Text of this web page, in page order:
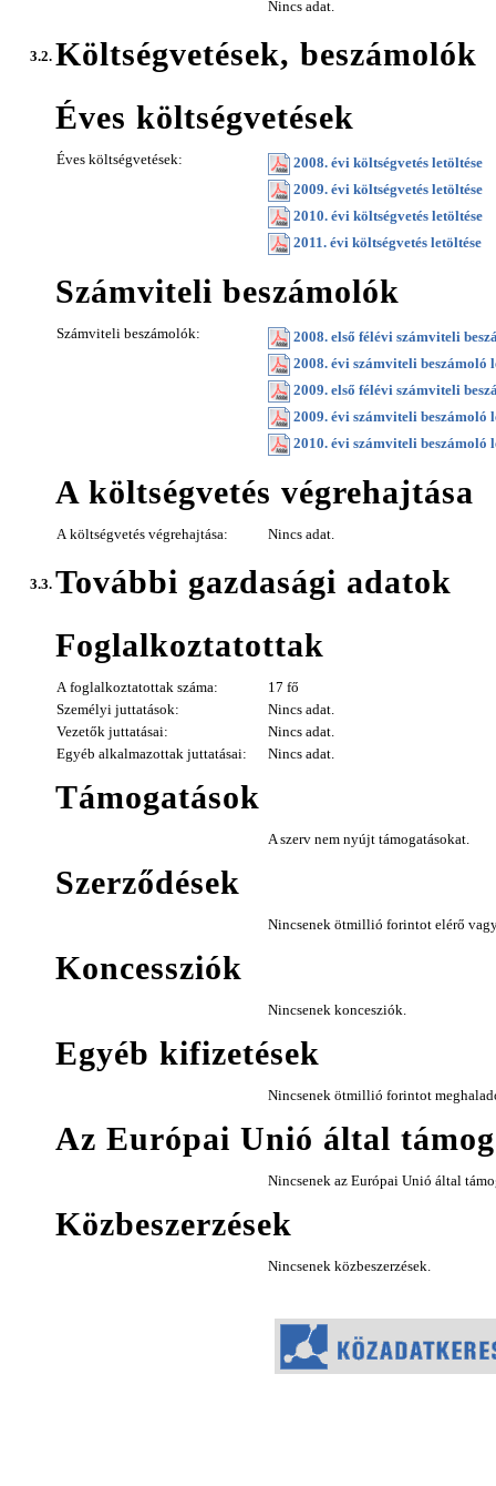
Nincs adat.
3.2. Költségvetések, beszámolók
Éves költségvetések
Éves költségvetések:
2008. évi költségvetés letöltése
2009. évi költségvetés letöltése
2010. évi költségvetés letöltése
2011. évi költségvetés letöltése
Számviteli beszámolók
Számviteli beszámolók:
2008. első félévi számviteli
2008. évi számviteli beszámoló
2009. első félévi számviteli
2009. évi számviteli beszámoló
2010. évi számviteli beszámoló
A költségvetés végrehajtása
A költségvetés végrehajtása: Nincs adat.
3.3. További gazdasági adatok
Foglalkoztatottak
A foglalkoztatottak száma:
17 fő
Személyi juttatások:
Nincs adat.
Vezetők juttatásai:
Nincs adat.
Egyéb alkalmazottak juttatásai:
Nincs adat.
Támogatások
A szerv nem nyújt támogatásokat.
Szerződések
Nincsenek ötmillió forintot elérő
Koncessziók
Nincsenek koncesziók.
Egyéb kifizetések
Nincsenek ötmillió forintot
Az Európai Unió által
Nincsenek az Európai Unió által
Közbeszerzések
Nincsenek közbeszerzések.